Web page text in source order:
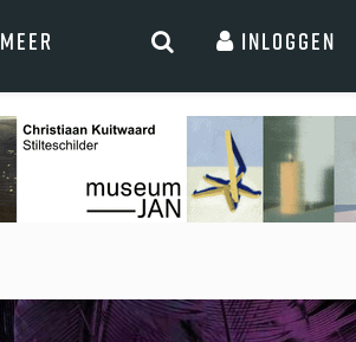
MEER Inloggen